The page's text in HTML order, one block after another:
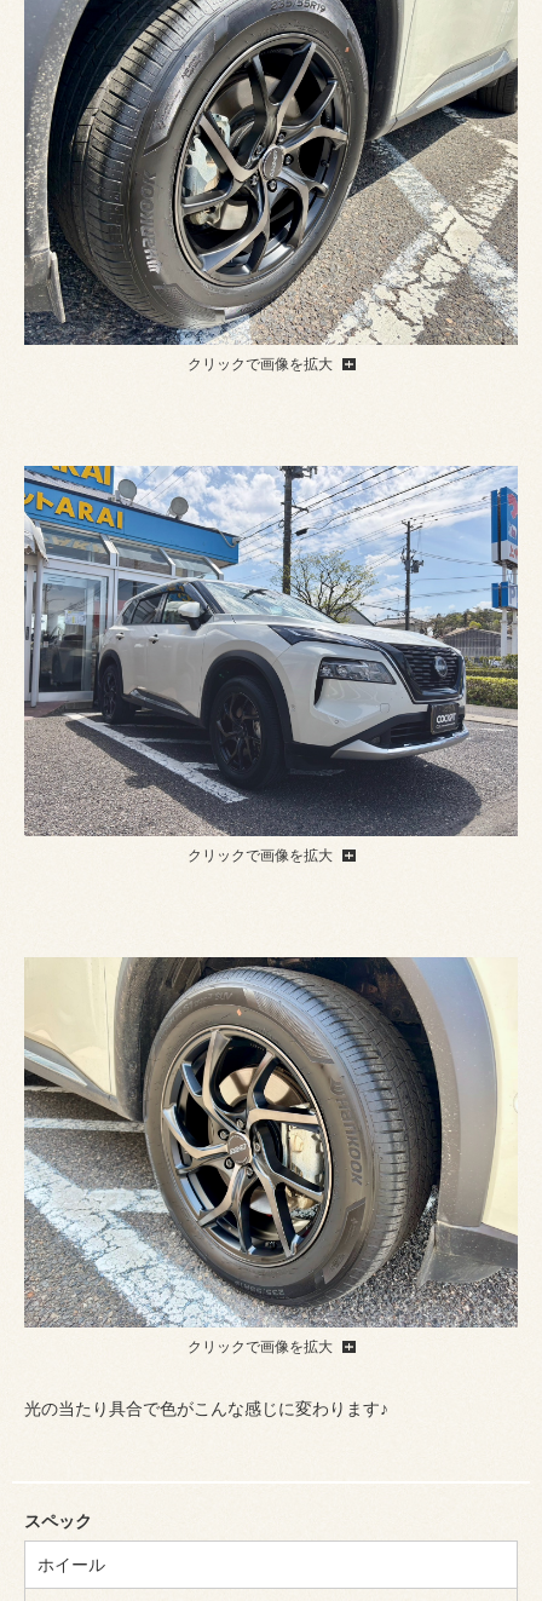
クリックで画像を拡大
クリックで画像を拡大
クリックで画像を拡大
光の当たり具合で色がこんな感じに変わります♪
スペック
ホイール